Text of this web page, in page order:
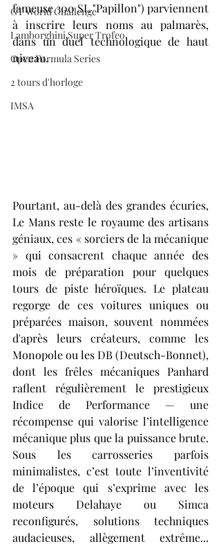
GT World Challenge
Lamborghini Super Trofeo
Open Formula Series
2 tours d'horloge
IMSA
fameuse 300 SL "Papillon") parviennent
à inscrire leurs noms au palmarès,
dans un duel technologique de haut
niveau.
Pourtant, au-delà des grandes écuries,
Le Mans reste le royaume des artisans
géniaux, ces « sorciers de la mécanique
» qui consacrent chaque année des
mois de préparation pour quelques
tours de piste héroïques. Le plateau
regorge de ces voitures uniques ou
préparées maison, souvent nommées
d'après leurs créateurs, comme les
Monopole ou les DB (Deutsch-Bonnet),
dont les frêles mécaniques Panhard
raflent régulièrement le prestigieux
Indice de Performance — une
récompense qui valorise l’intelligence
mécanique plus que la puissance brute.
Sous les carrosseries parfois
minimalistes, c’est toute l’inventivité
de l’époque qui s’exprime avec les
moteurs Delahaye ou Simca
reconfigurés, solutions techniques
audacieuses, allègement extrême...